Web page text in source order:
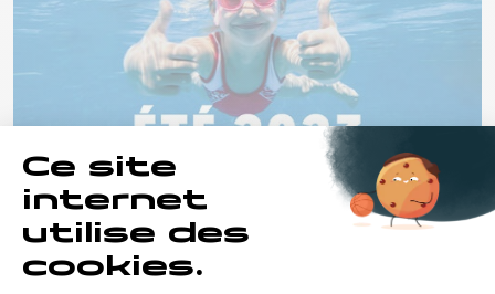
Cours de natation pour l'été 2023
LE CENTRE AQUATIQUE
Deux nouveaux cours de natation sont proposés pendant l'été pour